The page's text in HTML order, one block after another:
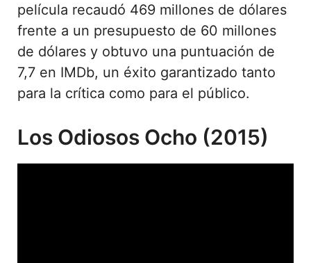
película recaudó 469 millones de dólares
frente a un presupuesto de 60 millones
de dólares y obtuvo una puntuación de
7,7 en IMDb, un éxito garantizado tanto
para la crítica como para el público.
Los Odiosos Ocho (2015)